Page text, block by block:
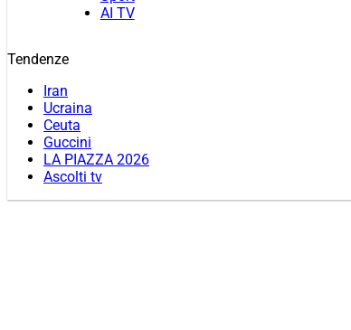
AI TV
Tendenze
Iran
Ucraina
Ceuta
Guccini
LA PIAZZA 2026
Ascolti tv